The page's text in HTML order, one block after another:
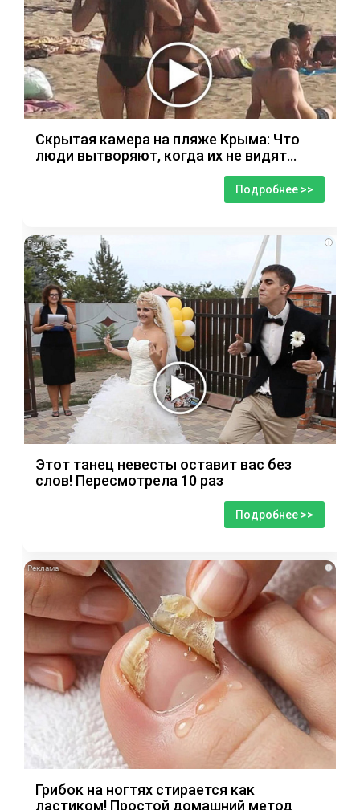
Скрытая камера на пляже Крыма: Что
люди вытворяют, когда их не видят...
Подробнее >>
i
Этот танец невесты оставит вас без
слов! Пересмотрела 10 раз
Подробнее >>
i
Грибок на ногтях стирается как
ластиком! Простой домашний метод